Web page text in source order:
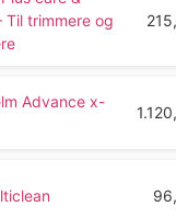
Til trimmere og
Advance x-